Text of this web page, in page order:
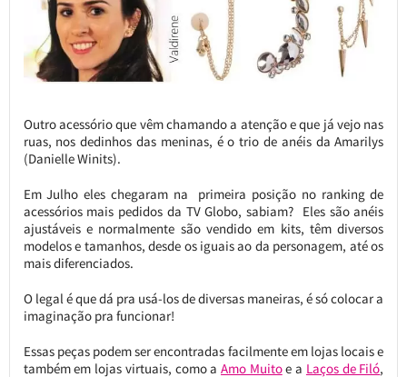
Outro acessório que vêm chamando a atenção e que já vejo nas
ruas, nos dedinhos das meninas, é o trio de anéis da Amarilys
(Danielle Winits).
Em Julho eles chegaram na primeira posição no ranking de
acessórios mais pedidos da TV Globo, sabiam? Eles são anéis
ajustáveis e normalmente são vendido em kits, têm diversos
modelos e tamanhos, desde os iguais ao da personagem, até os
mais diferenciados.
O legal é que dá pra usá-los de diversas maneiras, é só colocar a
imaginação pra funcionar!
Essas peças podem ser encontradas facilmente em lojas locais e
também em lojas virtuais, como a Amo Muitoe a Laços de Filó,